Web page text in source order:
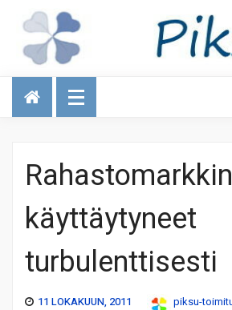
Talous
käyttäytyneet
turbulenttisesti
11 LOKAKUUN, 2011 piksu-